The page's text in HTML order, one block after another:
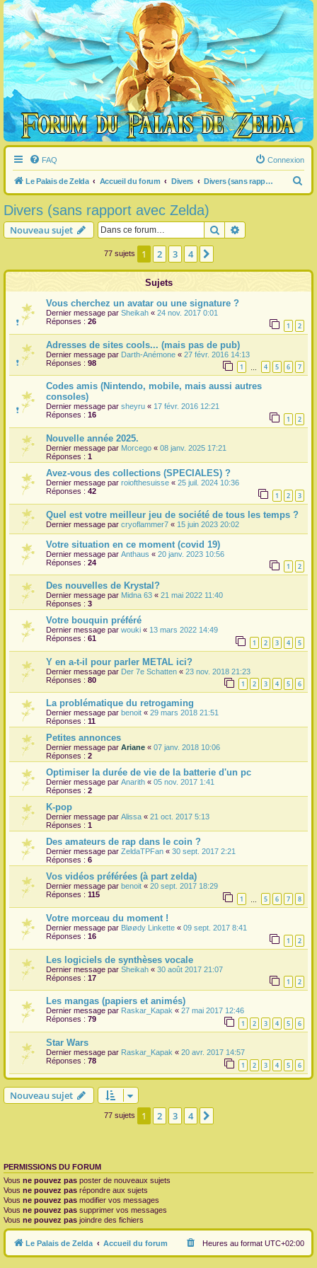
FAQ Connexion
Le Palais de Zelda Accueil du forum Divers Divers (sans rapport avec Zelda)
e
r
Divers (sans rapport avec Zelda)
Nouveau sujet Rechercher
77 sujets 1 2 3 4
Sujets
Vous cherchez un avatar ou une signature ?
Dernier message par Sheikah « 24 nov. 2017 0:01
Réponses : 26 1 2
Adresses de sites cools... (mais pas de pub)
Dernier message par Darth-Anémone « 27 févr. 2016 14:13
Réponses : 98 1 4 5 6 7
Codes amis (Nintendo, mobile, mais aussi autres
consoles)
Dernier message par sheyru « 17 févr. 2016 12:21
Réponses : 16 1 2
Nouvelle année 2025.
Dernier message par Morcego « 08 janv. 2025 17:21
Réponses : 1
Avez-vous des collections (SPECIALES) ?
Dernier message par roiofthesuisse « 25 juil. 2024 10:36
Réponses : 42 1 2 3
Quel est votre meilleur jeu de société de tous les temps ?
Dernier message par cryoflammer7 « 15 juin 2023 20:02
Votre situation en ce moment (covid 19)
Dernier message par Anthaus « 20 janv. 2023 10:56
Réponses : 24 1 2
Des nouvelles de Krystal?
Dernier message par Midna 63 « 21 mai 2022 11:40
Réponses : 3
Votre bouquin préféré
Dernier message par wouki « 13 mars 2022 14:49
Réponses : 61 1 2 3 4 5
Y en a-t-il pour parler METAL ici?
Dernier message par Der 7e Schatten « 23 nov. 2018 21:23
Réponses : 80 1 2 3 4 5 6
La problématique du retrogaming
Dernier message par benoit « 29 mars 2018 21:51
Réponses : 11
Petites annonces
Dernier message par Ariane « 07 janv. 2018 10:06
Réponses : 2
Optimiser la durée de vie de la batterie d'un pc
Dernier message par Anarith « 05 nov. 2017 1:41
Réponses : 2
K-pop
Dernier message par Alissa « 21 oct. 2017 5:13
Réponses : 1
Des amateurs de rap dans le coin ?
Dernier message par ZeldaTPFan « 30 sept. 2017 2:21
Réponses : 6
Vos vidéos préférées (à part zelda)
Dernier message par benoit « 20 sept. 2017 18:29
Réponses : 115 1 5 6 7 8
Votre morceau du moment !
Dernier message par Bløødy Linkette « 09 sept. 2017 8:41
Réponses : 16 1 2
Les logiciels de synthèses vocale
Dernier message par Sheikah « 30 août 2017 21:07
Réponses : 17 1 2
Les mangas (papiers et animés)
Dernier message par Raskar_Kapak « 27 mai 2017 12:46
Réponses : 79 1 2 3 4 5 6
Star Wars
Dernier message par Raskar_Kapak « 20 avr. 2017 14:57
Réponses : 78 1 2 3 4 5 6
Nouveau sujet
77 sujets 1 2 3 4
PERMISSIONS DU FORUM
Vous ne pouvez pas poster de nouveaux sujets
Vous ne pouvez pas répondre aux sujets
Vous ne pouvez pas modifier vos messages
Vous ne pouvez pas supprimer vos messages
Vous ne pouvez pas joindre des fichiers
Le Palais de Zelda Accueil du forum Heures au format UTC+02:00